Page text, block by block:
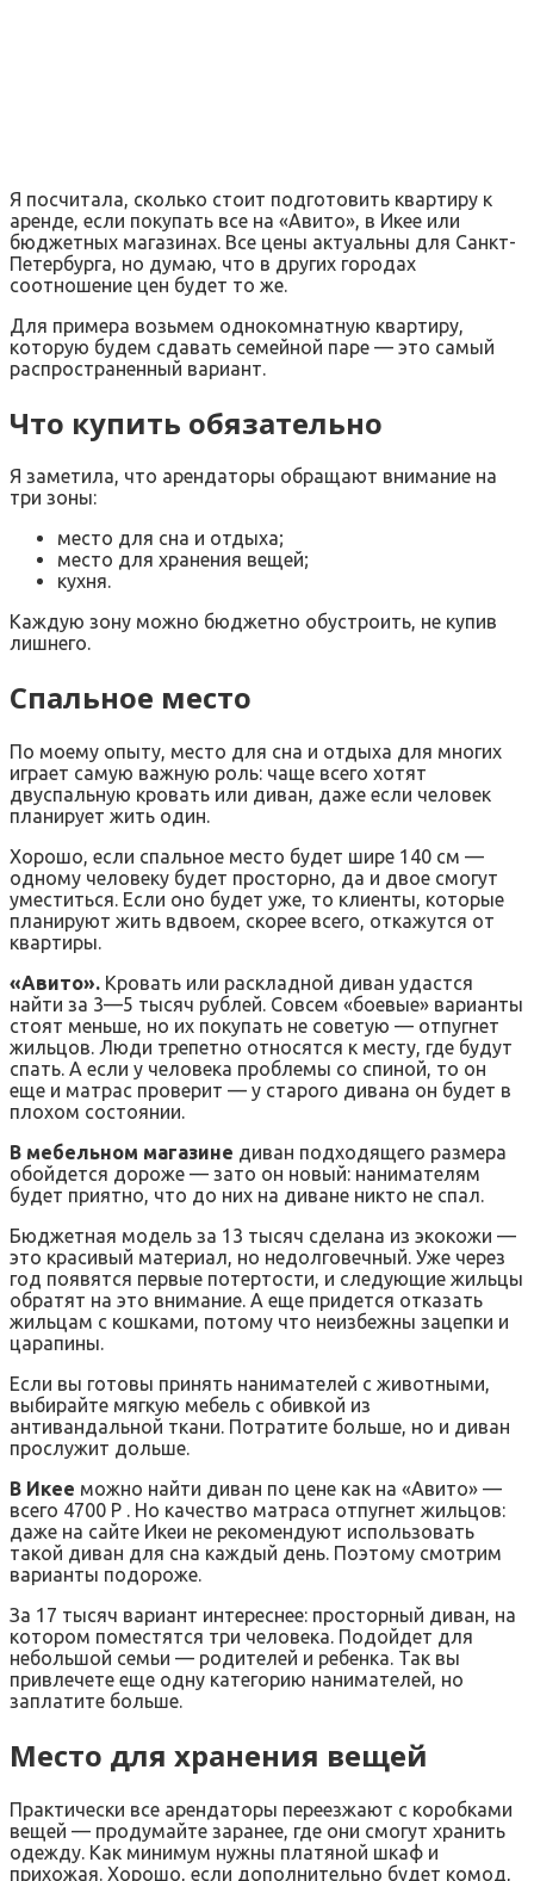
Я посчитала, сколько стоит подготовить квартиру к
аренде, если покупать все на «Авито», в Икее или
бюджетных магазинах. Все цены актуальны для Санкт-
Петербурга, но думаю, что в других городах
соотношение цен будет то же.
Для примера возьмем однокомнатную квартиру,
которую будем сдавать семейной паре — это самый
распространенный вариант.
Что купить обязательно
Я заметила, что арендаторы обращают внимание на
три зоны:
место для сна и отдыха;
место для хранения вещей;
кухня.
Каждую зону можно бюджетно обустроить, не купив
лишнего.
Спальное место
По моему опыту, место для сна и отдыха для многих
играет самую важную роль: чаще всего хотят
двуспальную кровать или диван, даже если человек
планирует жить один.
Хорошо, если спальное место будет шире 140 см —
одному человеку будет просторно, да и двое смогут
уместиться. Если оно будет уже, то клиенты, которые
планируют жить вдвоем, скорее всего, откажутся от
квартиры.
«Авито». Кровать или раскладной диван удастся
найти за 3—5 тысяч рублей. Совсем «боевые» варианты
стоят меньше, но их покупать не советую — отпугнет
жильцов. Люди трепетно относятся к месту, где будут
спать. А если у человека проблемы со спиной, то он
еще и матрас проверит — у старого дивана он будет в
плохом состоянии.
В мебельном магазине диван подходящего размера
обойдется дороже — зато он новый: нанимателям
будет приятно, что до них на диване никто не спал.
Бюджетная модель за 13 тысяч сделана из экокожи —
это красивый материал, но недолговечный. Уже через
год появятся первые потертости, и следующие жильцы
обратят на это внимание. А еще придется отказать
жильцам с кошками, потому что неизбежны зацепки и
царапины.
Если вы готовы принять нанимателей с животными,
выбирайте мягкую мебель с обивкой из
антивандальной ткани. Потратите больше, но и диван
прослужит дольше.
В Икее можно найти диван по цене как на «Авито» —
всего 4700 Р . Но качество матраса отпугнет жильцов:
даже на сайте Икеи не рекомендуют использовать
такой диван для сна каждый день. Поэтому смотрим
варианты подороже.
За 17 тысяч вариант интереснее: просторный диван, на
котором поместятся три человека. Подойдет для
небольшой семьи — родителей и ребенка. Так вы
привлечете еще одну категорию нанимателей, но
заплатите больше.
Место для хранения вещей
Практически все арендаторы переезжают с коробками
вещей — продумайте заранее, где они смогут хранить
одежду. Как минимум нужны платяной шкаф и
прихожая. Хорошо, если дополнительно будет комод,